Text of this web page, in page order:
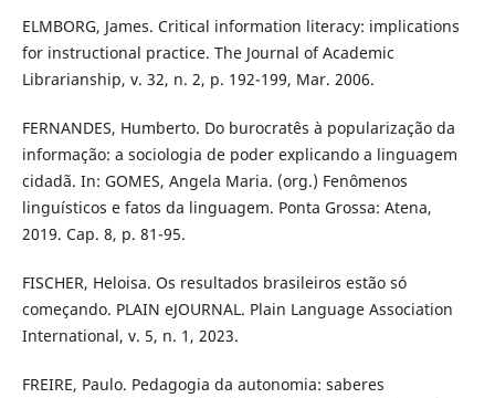
ELMBORG, James. Critical information literacy: implications
for instructional practice. The Journal of Academic
Librarianship, v. 32, n. 2, p. 192-199, Mar. 2006.
FERNANDES, Humberto. Do burocratês à popularização da
informação: a sociologia de poder explicando a linguagem
cidadã. In: GOMES, Angela Maria. (org.) Fenômenos
linguísticos e fatos da linguagem. Ponta Grossa: Atena,
2019. Cap. 8, p. 81-95.
FISCHER, Heloisa. Os resultados brasileiros estão só
começando. PLAIN eJOURNAL. Plain Language Association
International, v. 5, n. 1, 2023.
FREIRE, Paulo. Pedagogia da autonomia: saberes